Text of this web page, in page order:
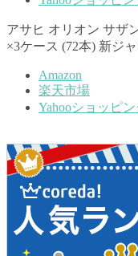
アサヒ オリオン サザ
×3ケース (72本) 新ジ
Amazon
楽天市場
Yahooショッピ